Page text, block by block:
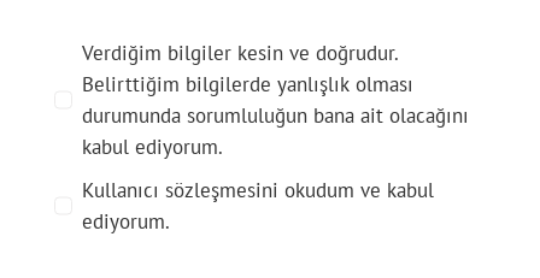
Verdiğim bilgiler kesin ve doğrudur.
Belirttiğim bilgilerde yanlışlık olması
durumunda sorumluluğun bana ait olacağını
kabul ediyorum.
Kullanıcı sözleşmesini okudum ve kabul
ediyorum.